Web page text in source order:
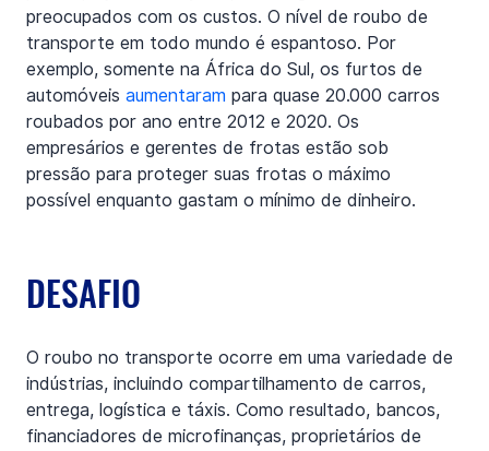
preocupados com os custos. O nível de roubo de
transporte em todo mundo é espantoso. Por
exemplo, somente na África do Sul, os furtos de
automóveis aumentaram para quase 20.000 carros
roubados por ano entre 2012 e 2020. Os
empresários e gerentes de frotas estão sob
pressão para proteger suas frotas o máximo
possível enquanto gastam o mínimo de dinheiro.
DESAFIO
O roubo no transporte ocorre em uma variedade de
indústrias, incluindo compartilhamento de carros,
entrega, logística e táxis. Como resultado, bancos,
financiadores de microfinanças, proprietários de